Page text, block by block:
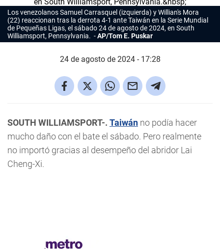
Los venezolanos Samuel Carrasquel (izquierda) y Willian's Mora
(22) reaccionan tras la derrota 4-1 ante Taiwán en la Serie Mundial
de Pequeñas Ligas, el sábado 24 de agosto de 2024, en South
Williamsport, Pennsylvania.
AP/Tom E. Puskar
24 de agosto de 2024 - 17:28
SOUTH WILLIAMSPORT-. Taiwán no podía hacer
mucho daño con el bate el sábado. Pero realmente
no importó gracias al desempeño del abridor Lai
Cheng-Xi.